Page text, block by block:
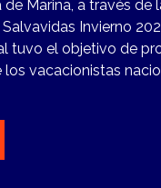
de Marina, a través
Invierno
tuvo el objetivo de
vacacionistas